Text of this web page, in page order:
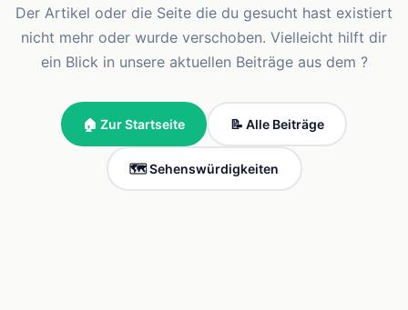
Der Artikel oder die Seite die du gesucht hast existiert
nicht mehr oder wurde verschoben. Vielleicht hilft dir
ein Blick in unsere aktuellen Beiträge aus dem ?
🏠 Zur Startseite 📝 Alle Beiträge
🗺️ Sehenswürdigkeiten